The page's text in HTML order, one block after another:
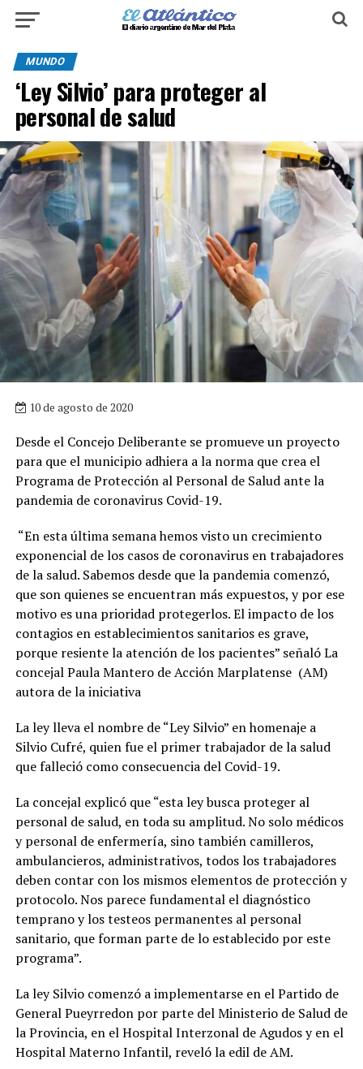
MUNDO
‘Ley Silvio’ para proteger al
personal de salud
10 de agosto de 2020
Desde el Concejo Deliberante se promueve un proyecto
para que el municipio adhiera a la norma que crea el
Programa de Protección al Personal de Salud ante la
pandemia de coronavirus Covid-19.
“En esta última semana hemos visto un crecimiento
exponencial de los casos de coronavirus en trabajadores
de la salud. Sabemos desde que la pandemia comenzó,
que son quienes se encuentran más expuestos, y por ese
motivo es una prioridad protegerlos. El impacto de los
contagios en establecimientos sanitarios es grave,
porque resiente la atención de los pacientes” señaló La
concejal Paula Mantero de Acción Marplatense (AM)
autora de la iniciativa
La ley lleva el nombre de “Ley Silvio” en homenaje a
Silvio Cufré, quien fue el primer trabajador de la salud
que falleció como consecuencia del Covid-19.
La concejal explicó que “esta ley busca proteger al
personal de salud, en toda su amplitud. No solo médicos
y personal de enfermería, sino también camilleros,
ambulancieros, administrativos, todos los trabajadores
deben contar con los mismos elementos de protección y
protocolo. Nos parece fundamental el diagnóstico
temprano y los testeos permanentes al personal
sanitario, que forman parte de lo establecido por este
programa”.
La ley Silvio comenzó a implementarse en el Partido de
General Pueyrredon por parte del Ministerio de Salud de
la Provincia, en el Hospital Interzonal de Agudos y en el
Hospital Materno Infantil, reveló la edil de AM.